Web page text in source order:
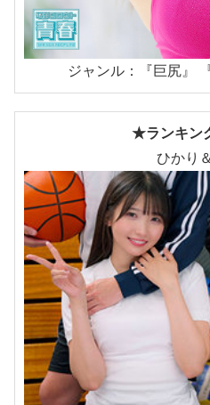
ジャンル：『巨尻』
★ランキン
ひかり